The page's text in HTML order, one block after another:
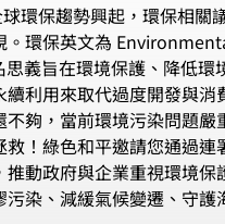
環保趨勢興起，環保相關
。環保英文為
義旨在環境保護、降低環
利用來取代過度開發與消
不夠，當前環境污染問題嚴
救！綠色和平邀請您通過連
推動政府與企業重視環境保
染、減緩氣候變遷、守護